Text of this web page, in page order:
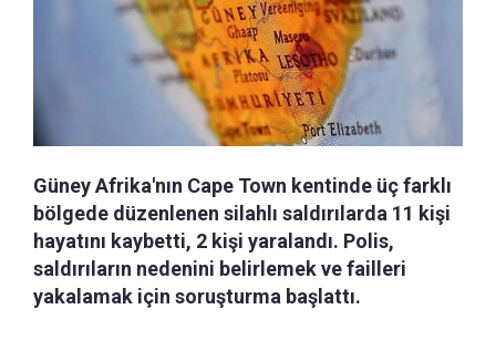
Güney Afrika'nın Cape Town kentinde üç farklı
bölgede düzenlenen silahlı saldırılarda 11 kişi
hayatını kaybetti, 2 kişi yaralandı. Polis,
saldırıların nedenini belirlemek ve failleri
yakalamak için soruşturma başlattı.